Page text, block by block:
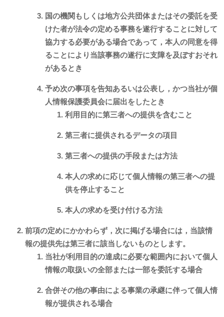
国の機関もしくは地方公共団体またはその委託を受
けた者が法令の定める事務を遂行することに対して
協力する必要がある場合であって，本人の同意を得
ることにより当該事務の遂行に支障を及ぼすおそれ
があるとき
予め次の事項を告知あるいは公表し，かつ当社が個
人情報保護委員会に届出をしたとき
利用目的に第三者への提供を含むこと
第三者に提供されるデータの項目
第三者への提供の手段または方法
本人の求めに応じて個人情報の第三者への提
供を停止すること
本人の求めを受け付ける方法
前項の定めにかかわらず，次に掲げる場合には，当該情
報の提供先は第三者に該当しないものとします。
当社が利用目的の達成に必要な範囲内において個人
情報の取扱いの全部または一部を委託する場合
合併その他の事由による事業の承継に伴って個人情
報が提供される場合